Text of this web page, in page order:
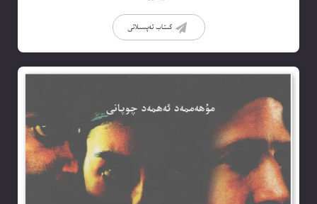
كىتاب تەپسىلاتى